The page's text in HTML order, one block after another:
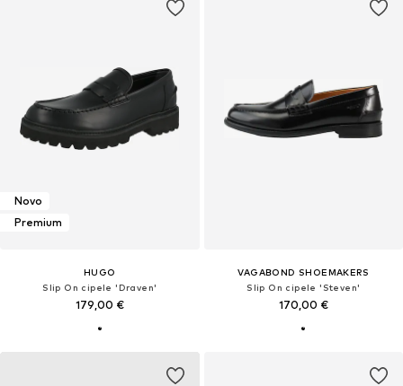
Novo
Premium
HUGO
Slip On cipele 'Draven'
179,00 €
VAGABOND SHOEMAKERS
Slip On cipele 'Steven'
170,00 €